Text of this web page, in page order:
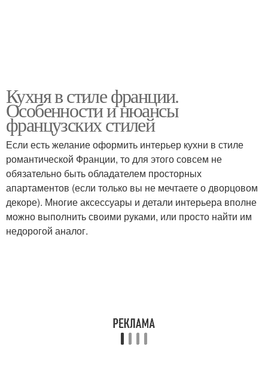
Кухня в стиле франции.
Особенности и нюансы
французских стилей
Если есть желание оформить интерьер кухни в стиле
романтической Франции, то для этого совсем не
обязательно быть обладателем просторных
апартаментов (если только вы не мечтаете о дворцовом
декоре). Многие аксессуары и детали интерьера вполне
можно выполнить своими руками, или просто найти им
недорогой аналог.